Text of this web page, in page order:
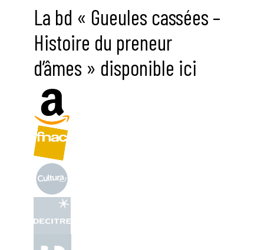
La bd « Gueules cassées –
Histoire du preneur
d’âmes » disponible ici